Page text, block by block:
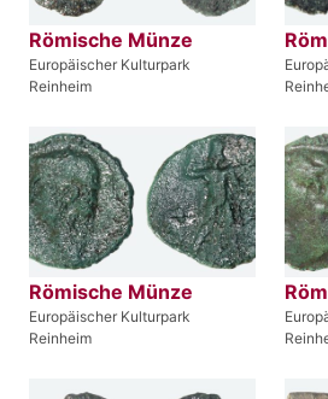
Römische Münze
Europäischer Kulturpark
Reinheim
Römische Münze
Europäischer Kulturpark
Reinheim